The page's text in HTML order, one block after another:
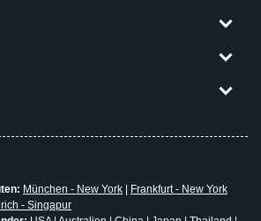
München - New York
Frankfurt - New York
- Singapur